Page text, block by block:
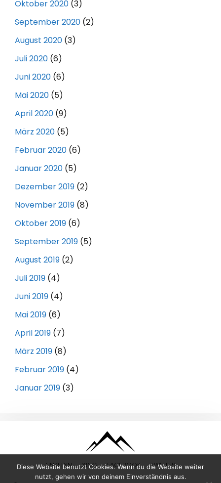
Oktober 2020 (3)
September 2020 (2)
August 2020 (3)
Juli 2020 (6)
Juni 2020 (6)
Mai 2020 (5)
April 2020 (9)
März 2020 (5)
Februar 2020 (6)
Januar 2020 (5)
Dezember 2019 (2)
November 2019 (8)
Oktober 2019 (6)
September 2019 (5)
August 2019 (2)
Juli 2019 (4)
Juni 2019 (4)
Mai 2019 (6)
April 2019 (7)
März 2019 (8)
Februar 2019 (4)
Januar 2019 (3)
LINKEDIN XING FACEBOOK TWITTER
Diese Website benutzt Cookies. Wenn du die Website weiter
nutzt, gehen wir von deinem Einverständnis aus.